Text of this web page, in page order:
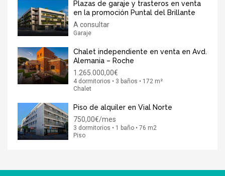
Plazas de garaje y trasteros en venta
en la promoción Puntal del Brillante
A consultar
Garaje
Chalet independiente en venta en Avd.
Alemania – Roche
1.265.000,00€
4 dormitorios • 3 baños • 172 m²
Chalet
Piso de alquiler en Vial Norte
750,00€/mes
3 dormitorios • 1 baño • 76 m2
Piso